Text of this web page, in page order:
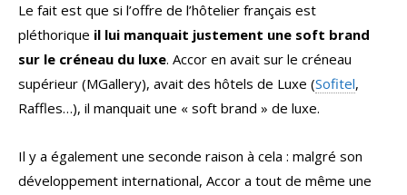
Le fait est que si l’offre de l’hôtelier français est
pléthorique il lui manquait justement une soft brand
sur le créneau du luxe. Accor en avait sur le créneau
supérieur (MGallery), avait des hôtels de Luxe (Sofitel,
Raffles…), il manquait une « soft brand » de luxe.
Il y a également une seconde raison à cela : malgré son
développement international, Accor a tout de même une